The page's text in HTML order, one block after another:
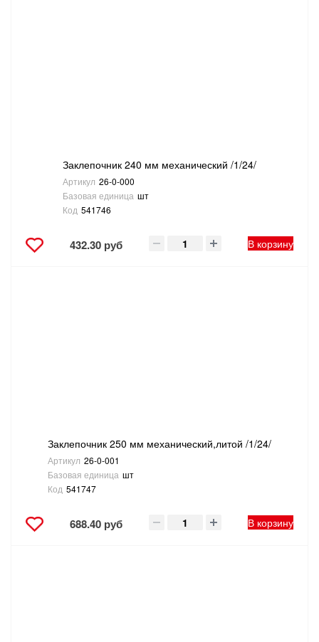
СНЕГОУБОРОЧНЫЙ ИНВЕНТАРЬ
СТРЕМЯНКИ,ЛЕСТНИЦЫ
СТРОИТЕЛЬНЫЕ И ОТДЕЛОЧНЫЕ МАТЕРИАЛЫ
ЭЛЕКТРОМОНТАЖНЫЕ ТОВАРЫ, СВЕТОТЕХНИКА
Заклепочник 240 мм механический /1/24/
Артикул 26-0-000
Базовая единица шт
Код 541746
432.30 руб В корзину
Заклепочник 250 мм механический,литой /1/24/
Артикул 26-0-001
Базовая единица шт
Код 541747
688.40 руб В корзину